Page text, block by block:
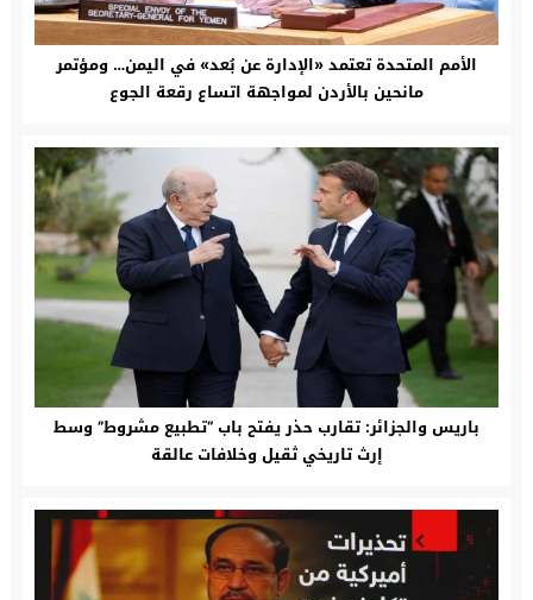
الأمم المتحدة تعتمد «الإدارة عن بُعد» في اليمن… ومؤتمر
مانحين بالأردن لمواجهة اتساع رقعة الجوع
باريس والجزائر: تقارب حذر يفتح باب “تطبيع مشروط” وسط
إرث تاريخي ثقيل وخلافات عالقة